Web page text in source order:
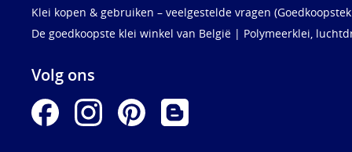
Klei kopen & gebruiken – veelgestelde vragen
De goedkoopste klei winkel van België | Polymeerklei,
Volg ons